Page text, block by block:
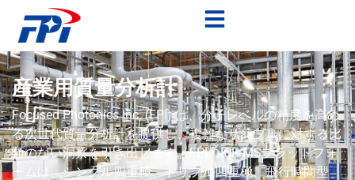
産業用質量分析計
Focused Photonics Inc. (FPI) は、分子レベルの精度を高め
る次世代質量分析計を提供し、複雑なサンプルに対する比
類のない洞察を引き出します。FPIのICP-MSプラットフォ
ームは、シングル四重極、トリプル四重極、飛行時間型